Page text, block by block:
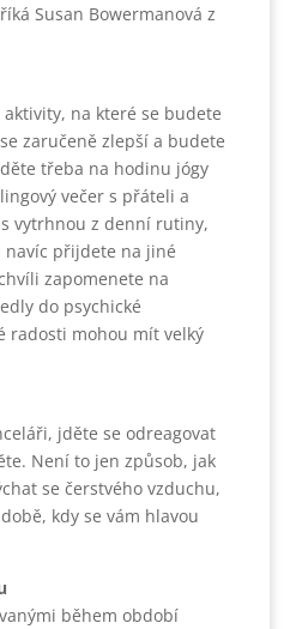
Susan Bowermanová z
na které se budete
zaručeně zlepší a budete
třeba na hodinu jógy
večer s přáteli a
vytrhnou z denní rutiny,
přijdete na jiné
zapomenete na
do psychické
radosti mohou mít velký
jděte se odreagovat
Není to jen způsob, jak
se čerstvého vzduchu,
kdy se vám hlavou
během období